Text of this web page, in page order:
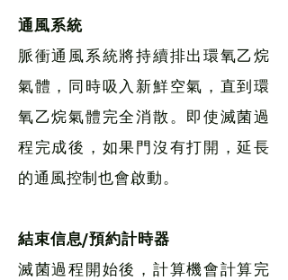
通風系統
脈衝通風系統將持續排出環氧乙烷
氣體，同時吸入新鮮空氣，直到環
氧乙烷氣體完全消散。即使滅菌過
程完成後，如果門沒有打開，延長
的通風控制也會啟動。
結束信息/預約計時器
滅菌過程開始後，計算機會計算完